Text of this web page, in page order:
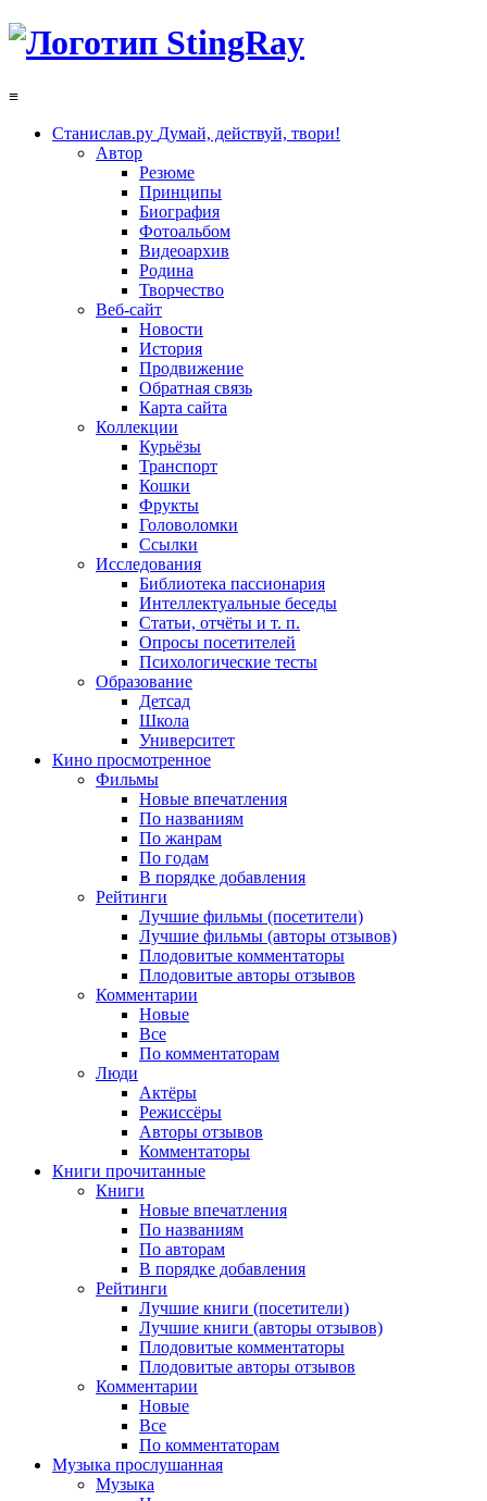
≡
Станислав.ру Думай, действуй, твори!
Автор
Резюме
Принципы
Биография
Фотоальбом
Видеоархив
Родина
Творчество
Веб-сайт
Новости
История
Продвижение
Обратная связь
Карта сайта
Коллекции
Курьёзы
Транспорт
Кошки
Фрукты
Головоломки
Ссылки
Исследования
Библиотека пассионария
Интеллектуальные беседы
Статьи, отчёты и т. п.
Опросы посетителей
Психологические тесты
Образование
Детсад
Школа
Университет
Кино просмотренное
Фильмы
Новые впечатления
По названиям
По жанрам
По годам
В порядке добавления
Рейтинги
Лучшие фильмы (посетители)
Лучшие фильмы (авторы отзывов)
Плодовитые комментаторы
Плодовитые авторы отзывов
Комментарии
Новые
Все
По комментаторам
Люди
Актёры
Режиссёры
Авторы отзывов
Комментаторы
Книги прочитанные
Книги
Новые впечатления
По названиям
По авторам
В порядке добавления
Рейтинги
Лучшие книги (посетители)
Лучшие книги (авторы отзывов)
Плодовитые комментаторы
Плодовитые авторы отзывов
Комментарии
Новые
Все
По комментаторам
Музыка прослушанная
Музыка